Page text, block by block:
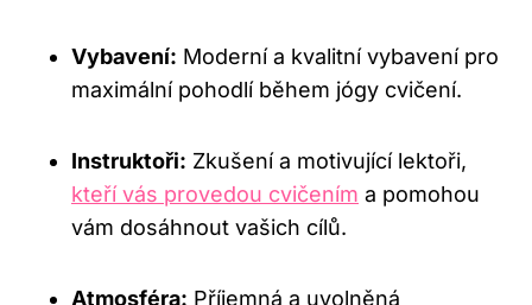
Vybavení: Moderní a kvalitní vybavení pro
maximální pohodlí během jógy cvičení.
Instruktoři: Zkušení a motivující lektoři,
kteří vás provedou cvičením a pomohou
vám dosáhnout vašich cílů.
Atmosféra: Příjemná a uvolněná